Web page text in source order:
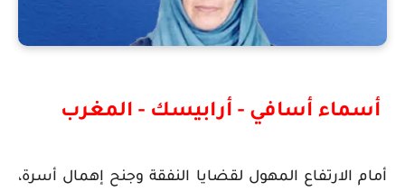
أسماء أسافي - أرابيسك - المغرب
أمام الارتفاع المهول لقضايا النفقة وجنح إهمال أسرة،